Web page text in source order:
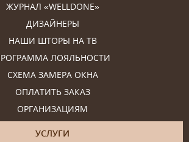
ЖУРНАЛ «WELLDONE»
ДИЗАЙНЕРЫ
НАШИ ШТОРЫ НА ТВ
ЛОЯЛЬНОСТИ
СХЕМА ЗАМЕРА ОКНА
ОПЛАТИТЬ ЗАКАЗ
ОРГАНИЗАЦИЯМ
УСЛУГИ